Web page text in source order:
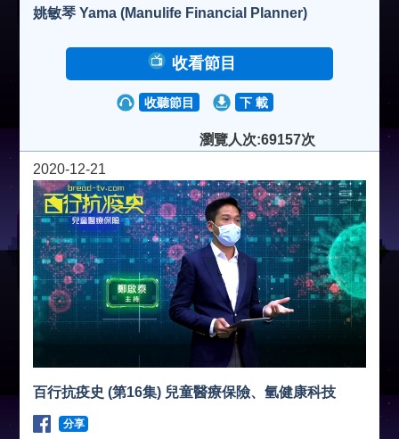
姚敏琴 Yama (Manulife Financial Planner)
收看節目
收聽節目 下 載
瀏覽人次:69157次
2020-12-21
百行抗疫史 (第16集) 兒童醫療保險、氫健康科技
分享